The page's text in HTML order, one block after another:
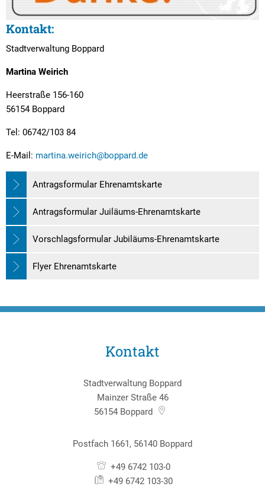
Kontakt:
Stadtverwaltung Boppard
Martina Weirich
Heerstraße 156-160
56154 Boppard
Tel: 06742/103 84
E-Mail: martina.weirich@boppard.de
Antragsformular Ehrenamtskarte
Antragsformular Juiläums-Ehrenamtskarte
Vorschlagsformular Jubiläums-Ehrenamtskarte
Flyer Ehrenamtskarte
Kontakt
Stadtverwaltung Boppard
Mainzer Straße 46
56154 Boppard
Postfach 1661, 56140 Boppard
+49 6742 103-0
+49 6742 103-30